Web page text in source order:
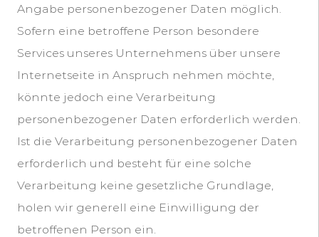
Angabe personenbezogener Daten möglich.
Sofern eine betroffene Person besondere
Services unseres Unternehmens über unsere
Internetseite in Anspruch nehmen möchte,
könnte jedoch eine Verarbeitung
personenbezogener Daten erforderlich werden.
Ist die Verarbeitung personenbezogener Daten
erforderlich und besteht für eine solche
Verarbeitung keine gesetzliche Grundlage,
holen wir generell eine Einwilligung der
betroffenen Person ein.